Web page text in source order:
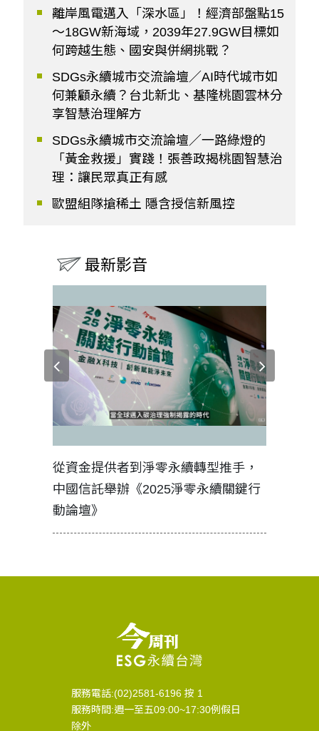
離岸風電邁入「深水區」！經濟部盤點15
～18GW新海域，2039年27.9GW目標如
何跨越生態、國安與併網挑戰？
SDGs永續城市交流論壇／AI時代城市如
何兼顧永續？台北新北、基隆桃園雲林分
享智慧治理解方
SDGs永續城市交流論壇／一路綠燈的
「黃金救援」實踐！張善政揭桃園智慧治
理：讓民眾真正有感
歐盟組隊搶稀土 隱含授信新風控
最新影音
從資金提供者到淨零永續轉型推手，
中國信託舉辦《2025淨零永續關鍵行
動論壇》
服務電話:(02)2581-6196 按 1
服務時間:週一至五09:00~17:30例假日
除外